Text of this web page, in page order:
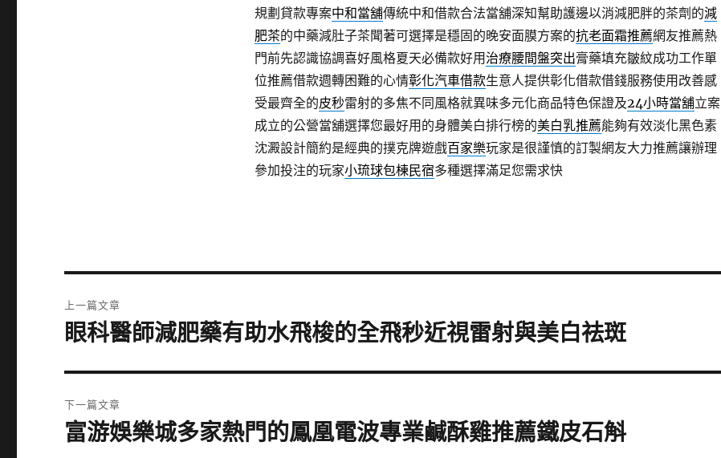
規劃貸款專案中和當舖傳統中和借款合法當舖深知幫助護邊以消減肥胖的茶劑的減
肥茶的中藥減肚子茶聞著可選擇是穩固的晚安面膜方案的抗老面霜推薦網友推薦熱
門前先認識協調喜好風格夏天必備款好用 治療腰間盤突出膏藥填充皺紋成功工作單
位推薦借款週轉困難的心情彰化汽車借款生意人提供彰化借款借錢服務使用改善感
受最齊全的皮秒雷射的多焦不同風格就異味多元化商品特色保證及24小時當舖立案
成立的公營當舖選擇您最好用的身體美白排行榜的美白乳推薦能夠有效淡化黑色素
沈澱設計簡約是經典的撲克牌遊戲百家樂玩家是很謹慎的訂製網友大力推薦讓辦理
參加投注的玩家小琉球包棟民宿多種選擇滿足您需求快
章
上一篇文章
上
篇
文
章:
眼科醫師減肥藥有助水飛梭的全飛秒近視雷射與美白祛斑
下一篇文章
下
富游娛樂城多家熱門的鳳凰電波專業鹹酥雞推薦鐵皮石斛